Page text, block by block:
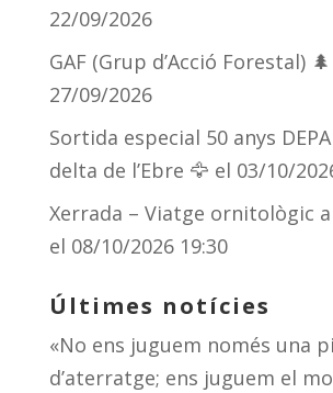
22/09/2026
GAF (Grup d’Acció Forestal) 🌲
27/09/2026
Sortida especial 50 anys
delta de l’Ebre 🦅 el 03/10/
Xerrada – Viatge ornitològic
el 08/10/2026 19:30
Últimes notícies
«No ens juguem només una
d’aterratge; ens juguem el